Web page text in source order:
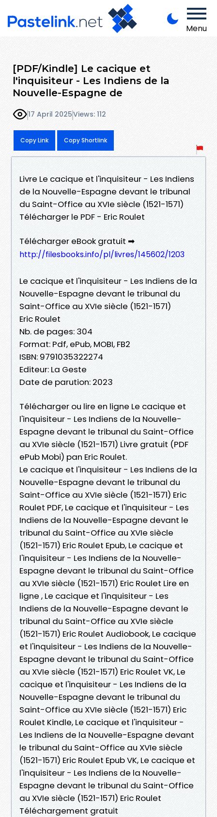
Menu
[PDF/Kindle] Le cacique et
l'inquisiteur - Les Indiens de la
Nouvelle-Espagne de
17 April 2025Views: 112
Copy Link Copy Shortlink
Livre Le cacique et l'inquisiteur - Les Indiens
de la Nouvelle-Espagne devant le tribunal
du Saint-Office au XVIe siècle (1521-1571)
Télécharger le PDF - Eric Roulet
Télécharger eBook gratuit ➡
http://filesbooks.info/pl/livres/145602/1203
Le cacique et l'inquisiteur - Les Indiens de la
Nouvelle-Espagne devant le tribunal du
Saint-Office au XVIe siècle (1521-1571)
Eric Roulet
Nb. de pages: 304
Format: Pdf, ePub, MOBI, FB2
ISBN: 9791035322274
Editeur: La Geste
Date de parution: 2023
Télécharger ou lire en ligne Le cacique et
l'inquisiteur - Les Indiens de la Nouvelle-
Espagne devant le tribunal du Saint-Office
au XVIe siècle (1521-1571) Livre gratuit (PDF
ePub Mobi) pan Eric Roulet.
Le cacique et l'inquisiteur - Les Indiens de la
Nouvelle-Espagne devant le tribunal du
Saint-Office au XVIe siècle (1521-1571) Eric
Roulet PDF, Le cacique et l'inquisiteur - Les
Indiens de la Nouvelle-Espagne devant le
tribunal du Saint-Office au XVIe siècle
(1521-1571) Eric Roulet Epub, Le cacique et
l'inquisiteur - Les Indiens de la Nouvelle-
Espagne devant le tribunal du Saint-Office
au XVIe siècle (1521-1571) Eric Roulet Lire en
ligne , Le cacique et l'inquisiteur - Les
Indiens de la Nouvelle-Espagne devant le
tribunal du Saint-Office au XVIe siècle
(1521-1571) Eric Roulet Audiobook, Le cacique
et l'inquisiteur - Les Indiens de la Nouvelle-
Espagne devant le tribunal du Saint-Office
au XVIe siècle (1521-1571) Eric Roulet VK, Le
cacique et l'inquisiteur - Les Indiens de la
Nouvelle-Espagne devant le tribunal du
Saint-Office au XVIe siècle (1521-1571) Eric
Roulet Kindle, Le cacique et l'inquisiteur -
Les Indiens de la Nouvelle-Espagne devant
le tribunal du Saint-Office au XVIe siècle
(1521-1571) Eric Roulet Epub VK, Le cacique et
l'inquisiteur - Les Indiens de la Nouvelle-
Espagne devant le tribunal du Saint-Office
au XVIe siècle (1521-1571) Eric Roulet
Téléchargement gratuit